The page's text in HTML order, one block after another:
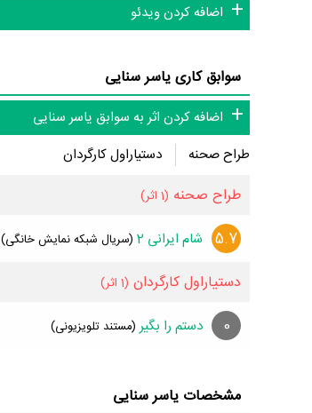
اضافه کردن ویدئو
سوابق کاری یاسر سنایی
اضافه کردن اثر به سوابق یاسر سنایی
طراح صحنه
دستیاراول کارگردان
طراح صحنه (1 اثر)
5.7 شام ایرانی 2 (سریال شبکه نمایش خانگی)
دستیاراول کارگردان (1 اثر)
0 دستم را بگیر (مستند تلویزیونی)
مشخصات یاسر سنایی